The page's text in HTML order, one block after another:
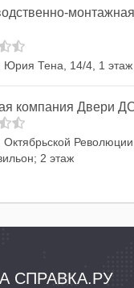
Юрия Тена, 14/4, 1 этаж
компания Двери
Октябрьской
2 этаж
СПРАВКА.РУ